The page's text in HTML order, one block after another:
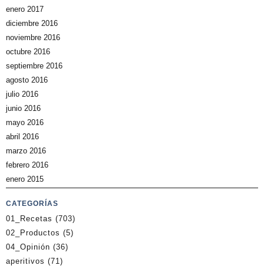
enero 2017
diciembre 2016
noviembre 2016
octubre 2016
septiembre 2016
agosto 2016
julio 2016
junio 2016
mayo 2016
abril 2016
marzo 2016
febrero 2016
enero 2015
CATEGORÍAS
01_Recetas (703)
02_Productos (5)
04_Opinión (36)
aperitivos (71)